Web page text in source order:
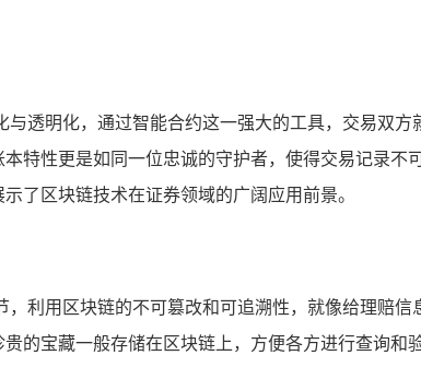
透明化，通过智能合约这一强大的工具，交易双方
特性更是如同一位忠诚的守护者，使得交易记录不
了区块链技术在证券领域的广阔应用前景。
利用区块链的不可篡改和可追溯性，就像给理赔
的宝藏一般存储在区块链上，方便各方进行查询和